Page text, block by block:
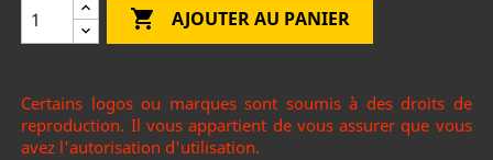
 AJOUTER AU PANIER
Certains logos ou marques sont soumis à des droits de
reproduction. Il vous appartient de vous assurer que vous
avez l'autorisation d'utilisation.